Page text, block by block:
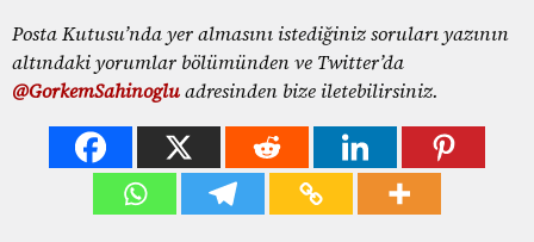
Posta Kutusu’nda yer almasını istediğiniz soruları yazının
altındaki yorumlar bölümünden ve Twitter’da
@GorkemSahinogluadresinden bize iletebilirsiniz.